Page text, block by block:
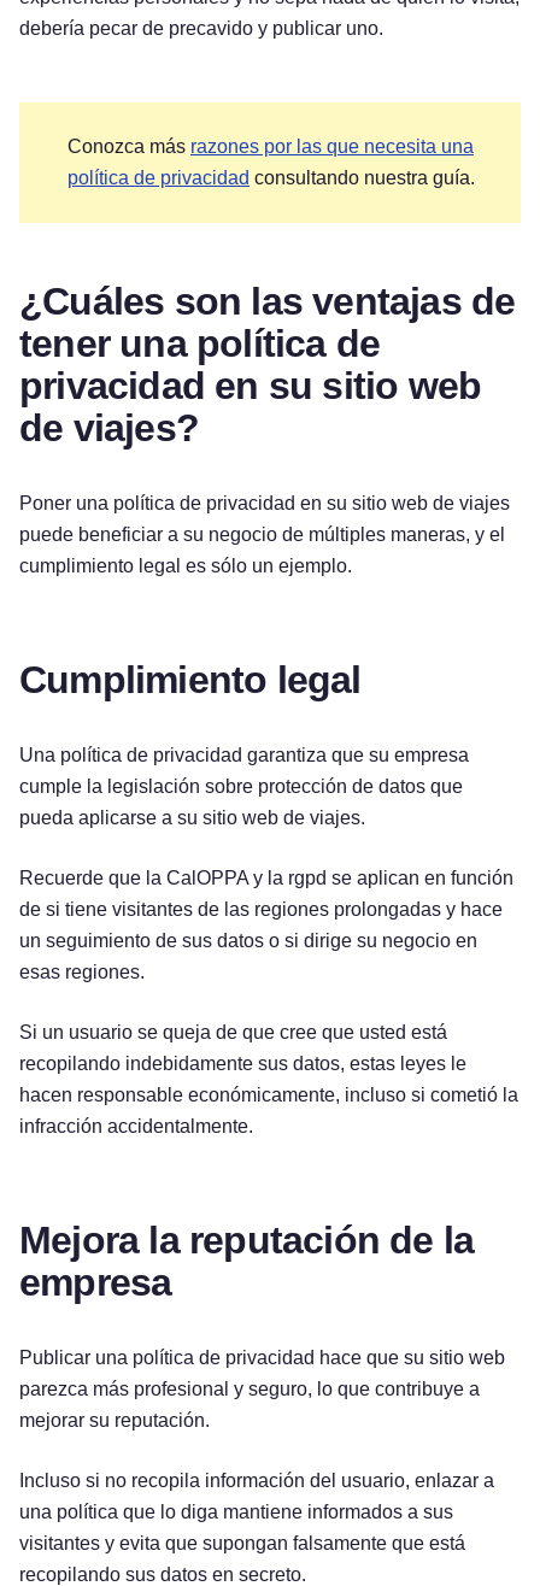
debería pecar de precavido y publicar uno.
Conozca más razones por las que necesita una
política de privacidad consultando nuestra guía.
¿Cuáles son las ventajas de
tener una política de
privacidad en su sitio web
de viajes?
Poner una política de privacidad en su sitio web de viajes
puede beneficiar a su negocio de múltiples maneras, y el
cumplimiento legal es sólo un ejemplo.
Cumplimiento legal
Una política de privacidad garantiza que su empresa
cumple la legislación sobre protección de datos que
pueda aplicarse a su sitio web de viajes.
Recuerde que la CalOPPA y la rgpd se aplican en función
de si tiene visitantes de las regiones prolongadas y hace
un seguimiento de sus datos o si dirige su negocio en
esas regiones.
Si un usuario se queja de que cree que usted está
recopilando indebidamente sus datos, estas leyes le
hacen responsable económicamente, incluso si cometió la
infracción accidentalmente.
Mejora la reputación de la
empresa
Publicar una política de privacidad hace que su sitio web
parezca más profesional y seguro, lo que contribuye a
mejorar su reputación.
Incluso si no recopila información del usuario, enlazar a
una política que lo diga mantiene informados a sus
visitantes y evita que supongan falsamente que está
recopilando sus datos en secreto.